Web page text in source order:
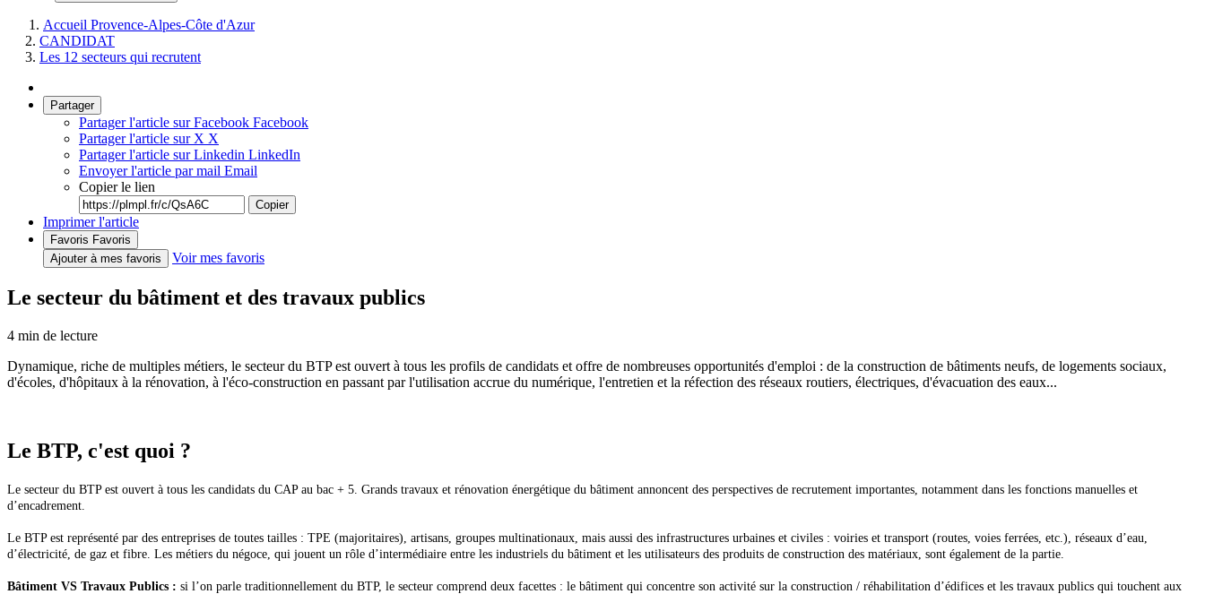
Accueil Provence-Alpes-Côte d'Azur
CANDIDAT
Les 12 secteurs qui recrutent
Partager
Partager l'article sur Facebook Facebook
Partager l'article sur X X
Partager l'article sur Linkedin LinkedIn
Envoyer l'article par mail Email
Copier le lien
Copier
Imprimer l'article
Favoris Favoris
Ajouter à mes favoris
Voir mes favoris
Le secteur du bâtiment et des travaux publics
4 min de lecture
Dynamique, riche de multiples métiers, le secteur du BTP est ouvert à tous les profils de candidats et offre de nombreuses opportunités d'emploi : de la construction de bâtiments neufs, de logements sociaux,
d'écoles, d'hôpitaux à la rénovation, à l'éco-construction en passant par l'utilisation accrue du numérique, l'entretien et la réfection des réseaux routiers, électriques, d'évacuation des eaux...
Le BTP, c'est quoi ?
Le secteur du BTP est ouvert à tous les candidats du CAP au bac + 5. Grands travaux et rénovation énergétique du bâtiment annoncent des perspectives de recrutement importantes, notamment dans les fonctions manuelles et
d’encadrement.
Le BTP est représenté par des entreprises de toutes tailles : TPE (majoritaires), artisans, groupes multinationaux, mais aussi des infrastructures urbaines et civiles : voiries et transport (routes, voies ferrées, etc.), réseaux d’eau,
d’électricité, de gaz et fibre. Les métiers du négoce, qui jouent un rôle d’intermédiaire entre les industriels du bâtiment et les utilisateurs des produits de construction des matériaux, sont également de la partie.
Bâtiment VS Travaux Publics : si l’on parle traditionnellement du BTP, le secteur comprend deux facettes : le bâtiment qui concentre son activité sur la construction / réhabilitation d’édifices et les travaux publics qui touchent aux